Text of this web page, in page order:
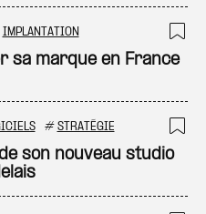
IMPLANTATION
sa marque en France
# STRATÉGIE
son nouveau studio